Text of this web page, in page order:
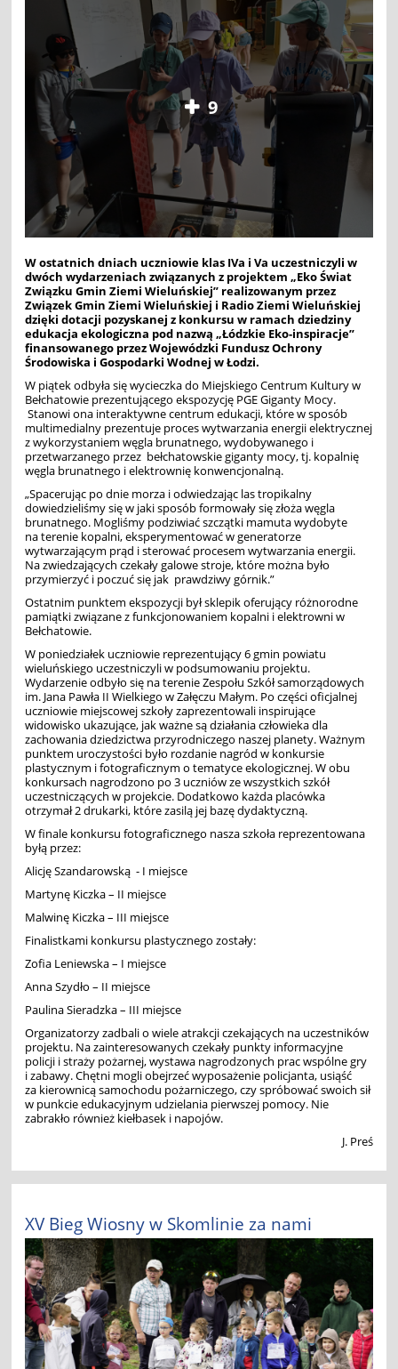
9
W ostatnich dniach uczniowie klas IVa i Va uczestniczyli w
dwóch wydarzeniach związanych z projektem „Eko Świat
Związku Gmin Ziemi Wieluńskiej” realizowanym przez
Związek Gmin Ziemi Wieluńskiej i Radio Ziemi Wieluńskiej
dzięki dotacji pozyskanej z konkursu w ramach dziedziny
edukacja ekologiczna pod nazwą „Łódzkie Eko-inspiracje”
finansowanego przez Wojewódzki Fundusz Ochrony
Środowiska i Gospodarki Wodnej w Łodzi.
W piątek odbyła się wycieczka do Miejskiego Centrum Kultury w
Bełchatowie prezentującego ekspozycję PGE Giganty Mocy.
Stanowi ona interaktywne centrum edukacji, które w sposób
multimedialny prezentuje proces wytwarzania energii elektrycznej
z wykorzystaniem węgla brunatnego, wydobywanego i
przetwarzanego przez bełchatowskie giganty mocy, tj. kopalnię
węgla brunatnego i elektrownię konwencjonalną.
„Spacerując po dnie morza i odwiedzając las tropikalny
dowiedzieliśmy się w jaki sposób formowały się złoża węgla
brunatnego. Mogliśmy podziwiać szczątki mamuta wydobyte
na terenie kopalni, eksperymentować w generatorze
wytwarzającym prąd i sterować procesem wytwarzania energii.
Na zwiedzających czekały galowe stroje, które można było
przymierzyć i poczuć się jak prawdziwy górnik.”
Ostatnim punktem ekspozycji był sklepik oferujący różnorodne
pamiątki związane z funkcjonowaniem kopalni i elektrowni w
Bełchatowie.
W poniedziałek uczniowie reprezentujący 6 gmin powiatu
wieluńskiego uczestniczyli w podsumowaniu projektu.
Wydarzenie odbyło się na terenie Zespołu Szkół samorządowych
im. Jana Pawła II Wielkiego w Załęczu Małym. Po części oficjalnej
uczniowie miejscowej szkoły zaprezentowali inspirujące
widowisko ukazujące, jak ważne są działania człowieka dla
zachowania dziedzictwa przyrodniczego naszej planety. Ważnym
punktem uroczystości było rozdanie nagród w konkursie
plastycznym i fotograficznym o tematyce ekologicznej. W obu
konkursach nagrodzono po 3 uczniów ze wszystkich szkół
uczestniczących w projekcie. Dodatkowo każda placówka
otrzymał 2 drukarki, które zasilą jej bazę dydaktyczną.
W finale konkursu fotograficznego nasza szkoła reprezentowana
byłą przez:
Alicję Szandarowską - I miejsce
Martynę Kiczka – II miejsce
Malwinę Kiczka – III miejsce
Finalistkami konkursu plastycznego zostały:
Zofia Leniewska – I miejsce
Anna Szydło – II miejsce
Paulina Sieradzka – III miejsce
Organizatorzy zadbali o wiele atrakcji czekających na uczestników
projektu. Na zainteresowanych czekały punkty informacyjne
policji i straży pożarnej, wystawa nagrodzonych prac wspólne gry
i zabawy. Chętni mogli obejrzeć wyposażenie policjanta, usiąść
za kierownicą samochodu pożarniczego, czy spróbować swoich sił
w punkcie edukacyjnym udzielania pierwszej pomocy. Nie
zabrakło również kiełbasek i napojów.
J. Preś
XV Bieg Wiosny w Skomlinie za nami